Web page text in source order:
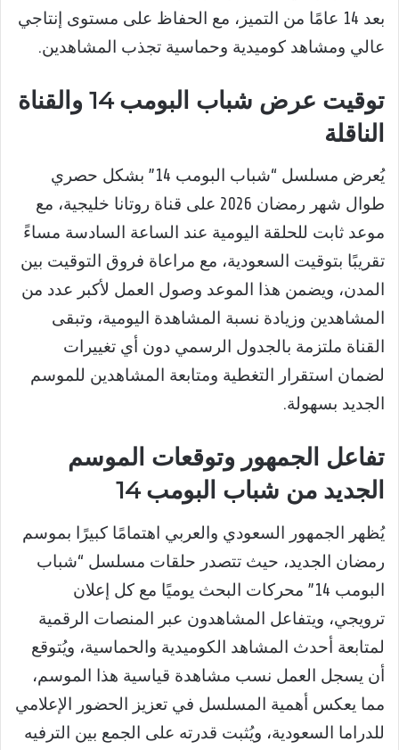
بعد 14 عامًا من التميز، مع الحفاظ على مستوى إنتاجي
عالي ومشاهد كوميدية وحماسية تجذب المشاهدين.
توقيت عرض شباب البومب 14 والقناة
الناقلة
يُعرض مسلسل “شباب البومب 14” بشكل حصري
طوال شهر رمضان 2026 على قناة روتانا خليجية، مع
موعد ثابت للحلقة اليومية عند الساعة السادسة مساءً
تقريبًا بتوقيت السعودية، مع مراعاة فروق التوقيت بين
المدن، ويضمن هذا الموعد وصول العمل لأكبر عدد من
المشاهدين وزيادة نسبة المشاهدة اليومية، وتبقى
القناة ملتزمة بالجدول الرسمي دون أي تغييرات
لضمان استقرار التغطية ومتابعة المشاهدين للموسم
الجديد بسهولة.
تفاعل الجمهور وتوقعات الموسم
الجديد من شباب البومب 14
يُظهر الجمهور السعودي والعربي اهتمامًا كبيرًا بموسم
رمضان الجديد، حيث تتصدر حلقات مسلسل “شباب
البومب 14” محركات البحث يوميًا مع كل إعلان
ترويجي، ويتفاعل المشاهدون عبر المنصات الرقمية
لمتابعة أحدث المشاهد الكوميدية والحماسية، ويُتوقع
أن يسجل العمل نسب مشاهدة قياسية هذا الموسم،
مما يعكس أهمية المسلسل في تعزيز الحضور الإعلامي
للدراما السعودية، ويُثبت قدرته على الجمع بين الترفيه